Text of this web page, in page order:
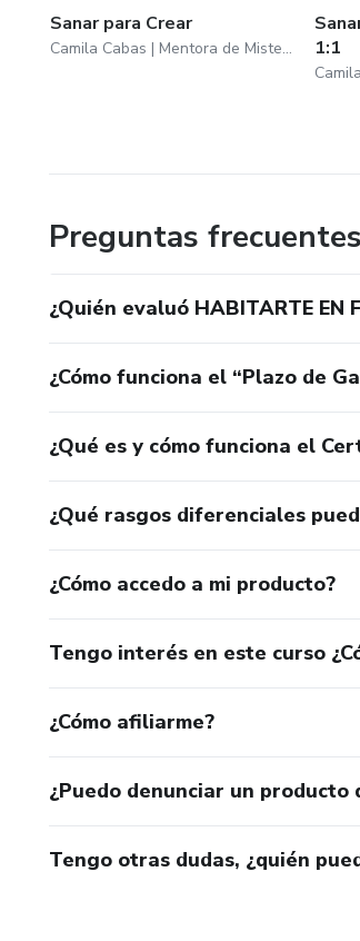
Sanar para Crear
Camila Cabas | Mentora de Misterios Femeninos
1:1
Preguntas frecuentes
¿Quién evaluó HABITARTE EN
¿Cómo funciona el “Plazo de
¿Qué es y cómo funciona el
¿Qué rasgos diferenciales
¿Cómo accedo a mi producto?
Tengo interés en este curso
¿Cómo afiliarme?
¿Puedo denunciar un producto
Tengo otras dudas, ¿quién